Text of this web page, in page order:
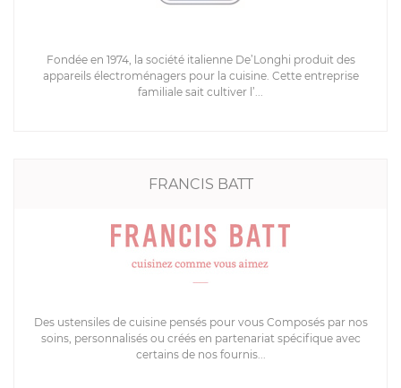
Fondée en 1974, la société italienne De’Longhi produit des
appareils électroménagers pour la cuisine. Cette entreprise
familiale sait cultiver l’...
FRANCIS BATT
Des ustensiles de cuisine pensés pour vous Composés par nos
soins, personnalisés ou créés en partenariat spécifique avec
certains de nos fournis...